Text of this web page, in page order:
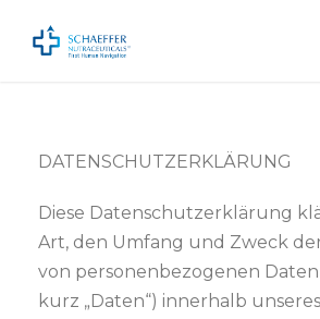
DATENSCHUTZERKLÄRUNG
Diese Datenschutzerklärung
Art, den Umfang und Zweck
von personenbezogenen
kurz „Daten“) innerhalb unseres